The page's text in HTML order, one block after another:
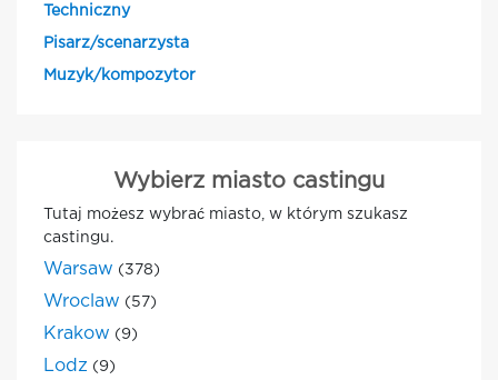
Techniczny
Pisarz/scenarzysta
Muzyk/kompozytor
Wybierz miasto castingu
Tutaj możesz wybrać miasto, w którym szukasz
castingu.
Warsaw (378)
Wroclaw (57)
Krakow (9)
Lodz (9)